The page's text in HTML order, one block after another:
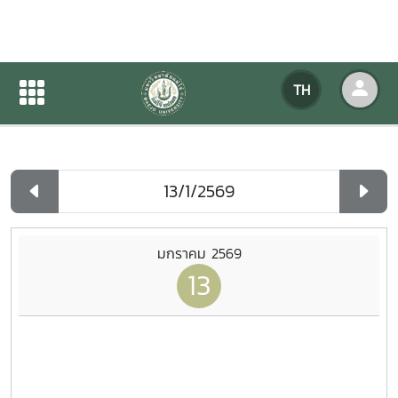
TH
ปฏิทินกิจกรรมของหน่วยงาน
ปฏิทินกิจกรรมของหน่วยงาน
มกราคม 2569
13